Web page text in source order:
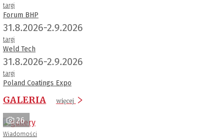
targi
Forum BHP
31.8.2026-2.9.2026
targi
Weld Tech
31.8.2026-2.9.2026
targi
Poland Coatings Expo
GALERIA więcej
26
Wiadomości